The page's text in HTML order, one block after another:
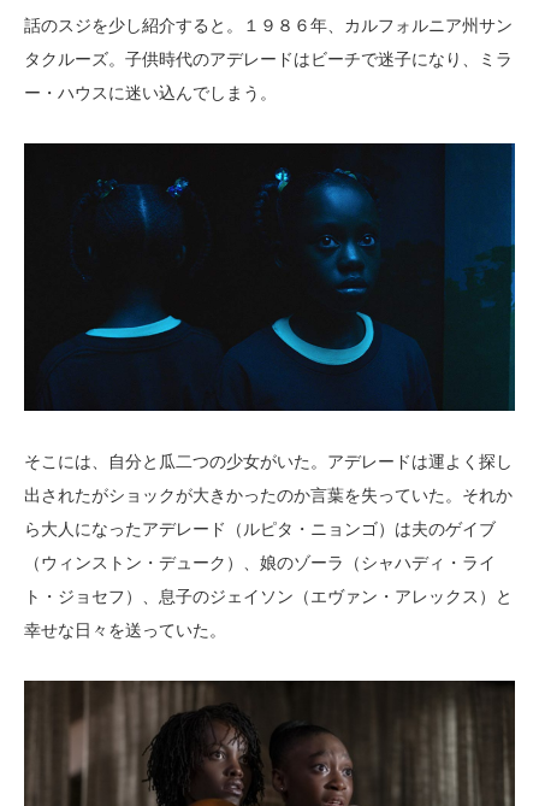
話のスジを少し紹介すると。１９８６年、カルフォルニア州サン
タクルーズ。子供時代のアデレードはビーチで迷子になり、ミラ
ー・ハウスに迷い込んでしまう。
そこには、自分と瓜二つの少女がいた。アデレードは運よく探し
出されたがショックが大きかったのか言葉を失っていた。それか
ら大人になったアデレード（ルピタ・ニョンゴ）は夫のゲイブ
（ウィンストン・デューク）、娘のゾーラ（シャハディ・ライ
ト・ジョセフ）、息子のジェイソン（エヴァン・アレックス）と
幸せな日々を送っていた。